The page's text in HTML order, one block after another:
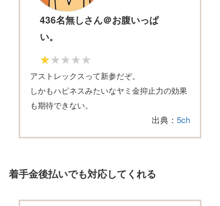
436名無しさん＠お腹いっぱ
い。
アストレックスって新参だぞ。
しかもハピネスみたいなヤミ金抑止力の効果
も期待できない。
出典：5ch
着手金後払いでも対応してくれる